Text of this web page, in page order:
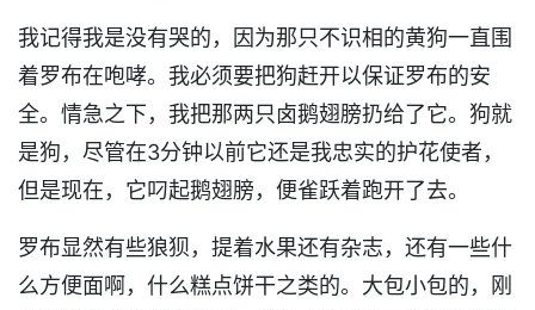
我记得我是没有哭的，因为那只不识相的黄狗一直围
着罗布在咆哮。我必须要把狗赶开以保证罗布的安
全。情急之下，我把那两只卤鹅翅膀扔给了它。狗就
是狗，尽管在3分钟以前它还是我忠实的护花使者，
但是现在，它叼起鹅翅膀，便雀跃着跑开了去。
罗布显然有些狼狈，提着水果还有杂志，还有一些什
么方便面啊，什么糕点饼干之类的。大包小包的，刚